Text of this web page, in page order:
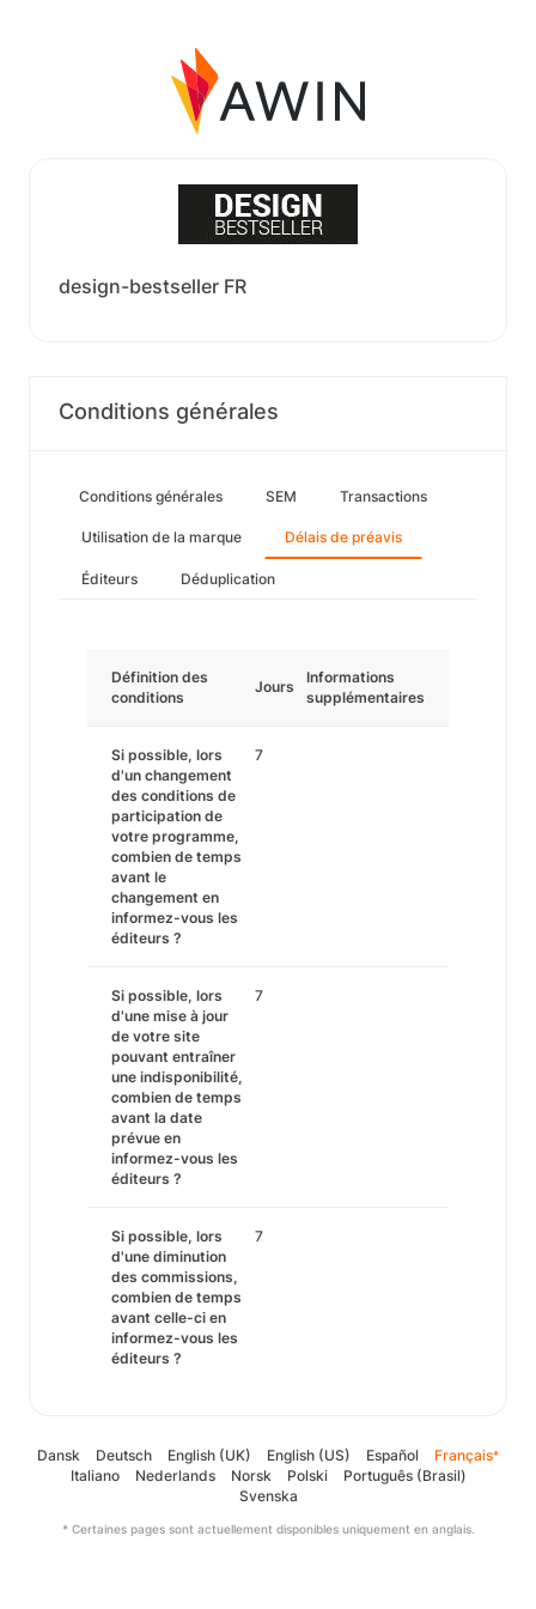
design-bestseller FR
Conditions générales
Conditions générales SEM Transactions
Utilisation de la marque Délais de préavis
Éditeurs Déduplication
Définition des
conditions
Jours
Informations
supplémentaires
Si possible, lors
d'un changement
des conditions de
participation de
votre programme,
combien de temps
avant le
changement en
informez-vous les
éditeurs ?
7
Si possible, lors
d'une mise à jour
de votre site
pouvant entraîner
une indisponibilité,
combien de temps
avant la date
prévue en
informez-vous les
éditeurs ?
7
Si possible, lors
d'une diminution
des commissions,
combien de temps
avant celle-ci en
informez-vous les
éditeurs ?
7
Dansk Deutsch English (UK) English (US) Español Français*
Italiano Nederlands Norsk Polski
Português (Brasil)
Svenska
* Certaines pages sont actuellement disponibles uniquement en anglais.